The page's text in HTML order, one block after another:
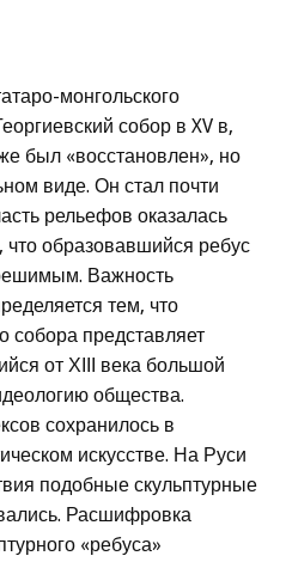
монгольского
собор в XV в,
был «восстановлен», но
виде. Он стал почти
рельефов оказалась
что образовавшийся ребус
Важность
тем, что
собора представляет
от ХІІІ века большой
общества.
сохранилось в
искусстве. На Руси
подобные скульптурные
Расшифровка
«ребуса»